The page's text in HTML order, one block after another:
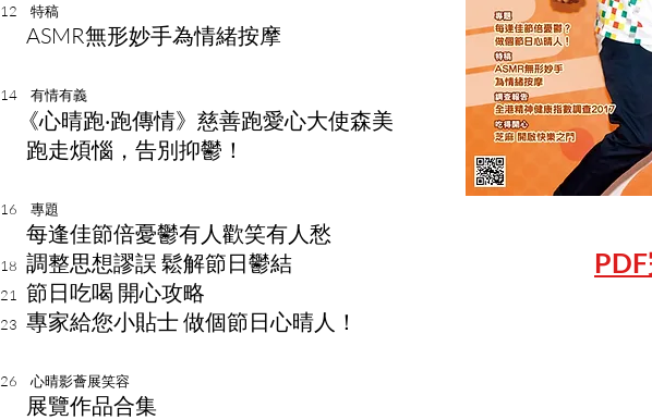
12 特稿
ASMR無形妙手為情緒按摩
14 有情有義
《心晴跑‧跑傳情》慈善跑愛心大使森美
跑走煩惱，告別抑鬱！
16 專題
每逢佳節倍憂鬱有人歡笑有人愁
18 調整思想謬誤 鬆解節日鬱結
21 節日吃喝 開心攻略
23 專家給您小貼士 做個節日心晴人！
26 心晴影薈展笑容
展覽作品合集